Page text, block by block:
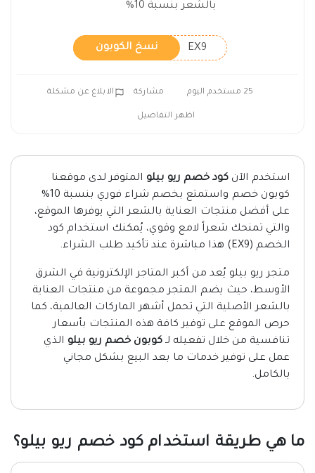
بالشعر بنسبة 10%
EX9 نسخ الكوبون
25 مستخدم اليوم مشاركة الابلاغ عن مشكلة
اظهر التفاصيل
استخدم الآن كود خصم ريو بيلو المتوفر لدى موقعنا
كوبون خصم واستمتع بخصم شراء فوري بنسبة 10%
على أفضل منتجات العناية بالشعر التي يوفرها الموقع،
والتي تمنحك شعراً لامع وقوي، يُمكنك استخدام كود
الخصم (EX9) هذا مباشرة عند تأكيد طلب الشراء.
متجر ريو بيلو يُعد من أكبر المتاجر الإلكترونية في الشرق
الأوسط، حيث يضم المتجر مجموعة من منتجات العناية
بالشعر الأصلية التي تحمل أشهر الماركات العالمية، كما
حرص الموقع على توفير كافة هذه المنتجات بأسعار
تنافسية من خلال تفعيله لـ كوبون خصم ريو بيلو الذي
عمل على توفير خدمات ما بعد البيع بشكل مجاني
بالكامل.
ما هي طريقة استخدام كود خصم ريو بيلو؟